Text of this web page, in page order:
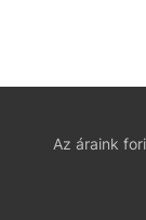
Az áraink